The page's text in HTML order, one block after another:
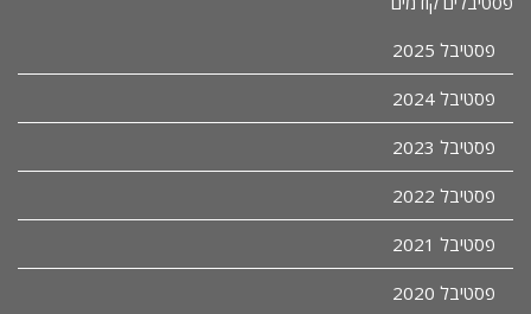
פסטיבל 2025
פסטיבל 2024
פסטיבל 2023
פסטיבל 2022
פסטיבל 2021
פסטיבל 2020